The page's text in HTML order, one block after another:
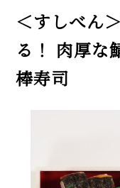
＜すしべん
る！ 肉厚な
棒寿司